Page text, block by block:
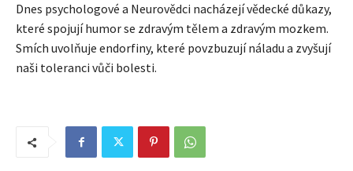
Dnes psychologové a Neurovědci nacházejí vědecké důkazy,
které spojují humor se zdravým tělem a zdravým mozkem.
Smích uvolňuje endorfiny, které povzbuzují náladu a zvyšují
naši toleranci vůči bolesti.